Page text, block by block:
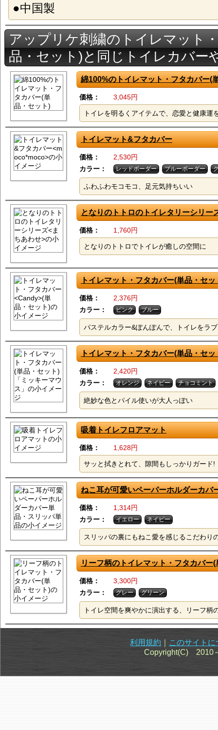
●中国製
アップリケ刺繍のトイレマット
品・セット)と同じトイレカバー
綿100%のトイレマット・フタカバー(
価格： 3,045円
トイレを明るくアイテムで、恋愛と健康運
トイレマット&フタカバー
価格：
2,530円
カラー：
レッドボーダー ブルーボーダー
ふわふわモコモコ、足元気持ちいい
となりのトトロのトイレタリーシリー
価格： 1,760円
となりのトトロでトイレが癒しの空間に
トイレマット・フタカバー(単品・セッ
価格：
2,376円
カラー：
ピンク ブルー
パステルカラー&ぽんぽんで、トイレをラ
トイレマット・フタカバー(単品・セ
価格：
2,420円
カラー：
オレンジ ネイビー チョコミント
絶妙な色とパイル使いが大人っぽい
吸着トイレフロアマット
価格： 1,628円
サッと拭きとれて、隙間もしっかりガード!
ねこ耳が可愛いペーパーホルダーカバ
価格：
1,314円
カラー：
イエロー ネイビー
スリッパの裏にもねこ愛を感じるこだわり
リーフ柄のトイレマット・フタカバー(
価格：
3,300円
カラー：
グレー グリーン
トイレ空間を爽やかに演出する、リーフ柄
利用規約
このサイトに
Copyright(C) 2010